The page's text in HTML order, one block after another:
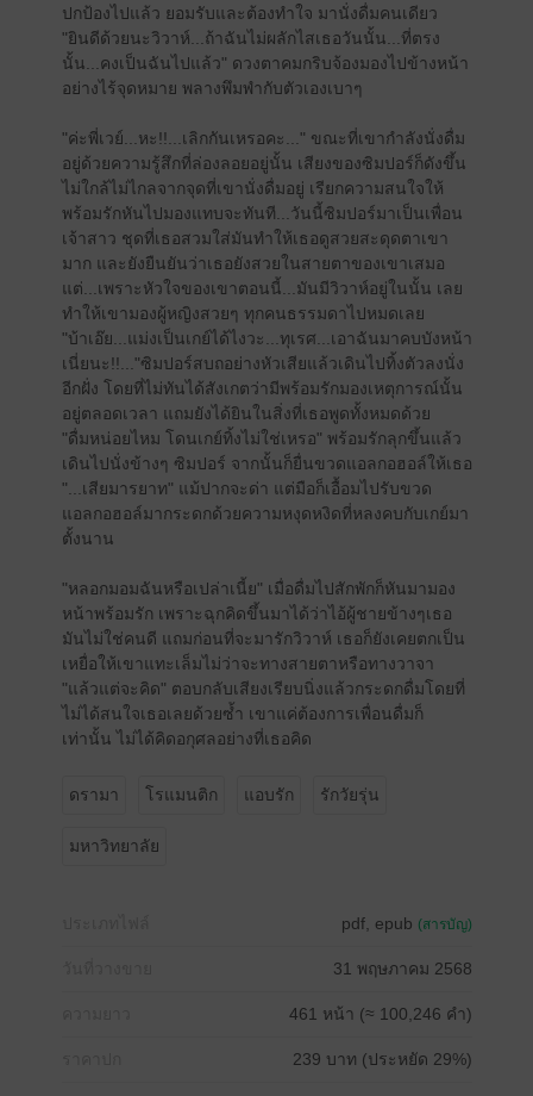
ปกป้องไปแล้ว ยอมรับและต้องทำใจ มานั่งดื่มคนเดียว
"ยินดีด้วยนะวิวาห์...ถ้าฉันไม่ผลักไสเธอวันนั้น...ที่ตรง
นั้น...คงเป็นฉันไปแล้ว" ดวงตาคมกริบจ้องมองไปข้างหน้า
อย่างไร้จุดหมาย พลางพึมพำกับตัวเองเบาๆ
"ค่ะพี่เวย์...หะ!!...เลิกกันเหรอคะ..." ขณะที่เขากำลังนั่งดื่ม
อยู่ด้วยความรู้สึกที่ล่องลอยอยู่นั้น เสียงของซิมปอร์ก็ดังขึ้น
ไม่ใกล้ไม่ไกลจากจุดที่เขานั่งดื่มอยู่ เรียกความสนใจให้
พร้อมรักหันไปมองแทบจะทันที...วันนี้ซิมปอร์มาเป็นเพื่อน
เจ้าสาว ชุดที่เธอสวมใส่มันทำให้เธอดูสวยสะดุดตาเขา
มาก และยังยืนยันว่าเธอยังสวยในสายตาของเขาเสมอ
แต่...เพราะหัวใจของเขาตอนนี้...มันมีวิวาห์อยู่ในนั้น เลย
ทำให้เขามองผู้หญิงสวยๆ ทุกคนธรรมดาไปหมดเลย
"บ้าเอ๊ย...แม่งเป็นเกย์ได้ไงวะ...ทุเรศ...เอาฉันมาคบบังหน้า
เนี่ยนะ!!..."ซิมปอร์สบถอย่างหัวเสียแล้วเดินไปทิ้งตัวลงนั่ง
อีกฝั่ง โดยที่ไม่ทันได้สังเกตว่ามีพร้อมรักมองเหตุการณ์นั้น
อยู่ตลอดเวลา แถมยังได้ยินในสิ่งที่เธอพูดทั้งหมดด้วย
"ดื่มหน่อยไหม โดนเกย์ทิ้งไม่ใช่เหรอ" พร้อมรักลุกขึ้นแล้ว
เดินไปนั่งข้างๆ ซิมปอร์ จากนั้นก็ยื่นขวดแอลกอฮอล์ให้เธอ
"...เสียมารยาท" แม้ปากจะด่า แต่มือก็เอื้อมไปรับขวด
แอลกอฮอล์มากระดกด้วยความหงุดหงิดที่หลงคบกับเกย์มา
ตั้งนาน
"หลอกมอมฉันหรือเปล่าเนี้ย" เมื่อดื่มไปสักพักก็หันมามอง
หน้าพร้อมรัก เพราะฉุกคิดขึ้นมาได้ว่าไอ้ผู้ชายข้างๆเธอ
มันไม่ใช่คนดี แถมก่อนที่จะมารักวิวาห์ เธอก็ยังเคยตกเป็น
เหยื่อให้เขาแทะเล็มไม่ว่าจะทางสายตาหรือทางวาจา
"แล้วแต่จะคิด" ตอบกลับเสียงเรียบนิ่งแล้วกระดกดื่มโดยที่
ไม่ได้สนใจเธอเลยด้วยซ้ำ เขาแค่ต้องการเพื่อนดื่มก็
เท่านั้น ไม่ได้คิดอกุศลอย่างที่เธอคิด
ดรามา โรแมนติก แอบรัก รักวัยรุ่น
มหาวิทยาลัย
pdf, epub (สารบัญ)
31 พฤษภาคม 2568
461 หน้า (≈ 100,246 คำ)
239 บาท (ประหยัด 29%)